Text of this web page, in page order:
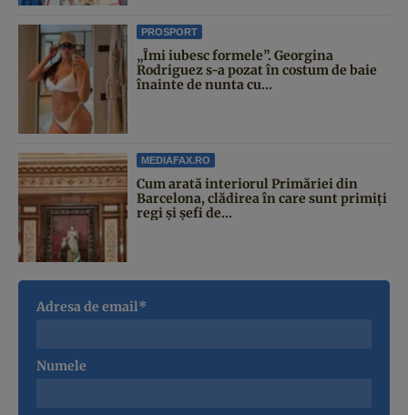
PROSPORT
„Îmi iubesc formele”. Georgina
Rodriguez s-a pozat în costum de baie
înainte de nunta cu...
MEDIAFAX.RO
Cum arată interiorul Primăriei din
Barcelona, clădirea în care sunt primiți
regi și șefi de...
Adresa de email*
Numele